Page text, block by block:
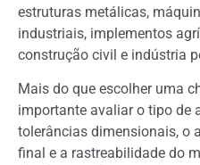
estruturas metálicas,
industriais, implementos
construção civil e indústria
Mais do que escolher uma
importante avaliar o tipo de
tolerâncias dimensionais, o
final e a rastreabilidade do